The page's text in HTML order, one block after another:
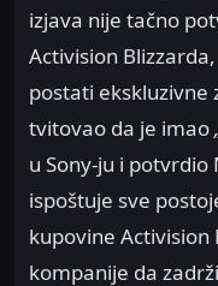
izjava nije tačno
Activision
postati ekskluzivne
tvitovao da je imao
u Sony-ju i
ispoštuje sve
kupovine Activision
kompanije da